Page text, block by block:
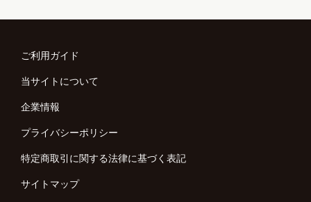
ご利用ガイド
当サイトについて
企業情報
プライバシーポリシー
特定商取引に関する法律に基づく表記
サイトマップ